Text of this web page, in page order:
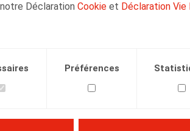
Déclaration Cookie et Déclaration Vie
Préférences